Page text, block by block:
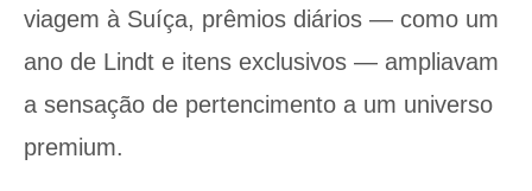
viagem à Suíça, prêmios diários — como um
ano de Lindt e itens exclusivos — ampliavam
a sensação de pertencimento a um universo
premium.